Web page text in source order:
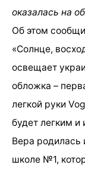
оказалась на
Об этом
«Солнце,
освещает
обложка –
легкой руки
будет легким
Вера родилась
школе №1,